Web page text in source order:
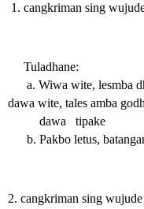
1. cangkriman sing
Tuladhane:
a. Wiwa wite, lesmba
dawa wite, tales amba
dawa   tipake
b. Pakbo letus,
2. cangkriman sing